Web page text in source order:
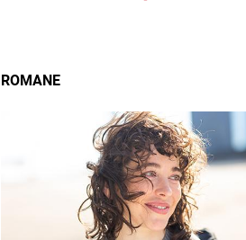
ROMANE